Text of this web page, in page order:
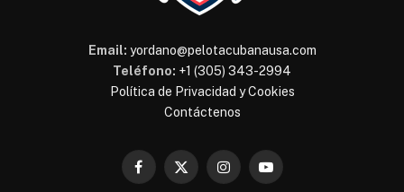
Email: yordano@pelotacubanausa.com
Teléfono: +1 (305) 343-2994
Política de Privacidad y Cookies
Contáctenos
Facebook
X
InstagramYouTube